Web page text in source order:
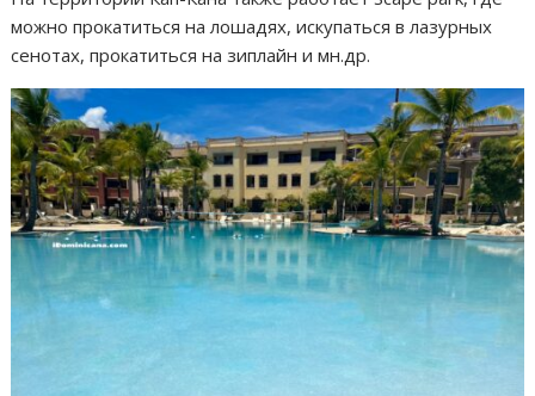
можно прокатиться на лошадях, искупаться в лазурных
сенотах, прокатиться на зиплайн и мн.др.